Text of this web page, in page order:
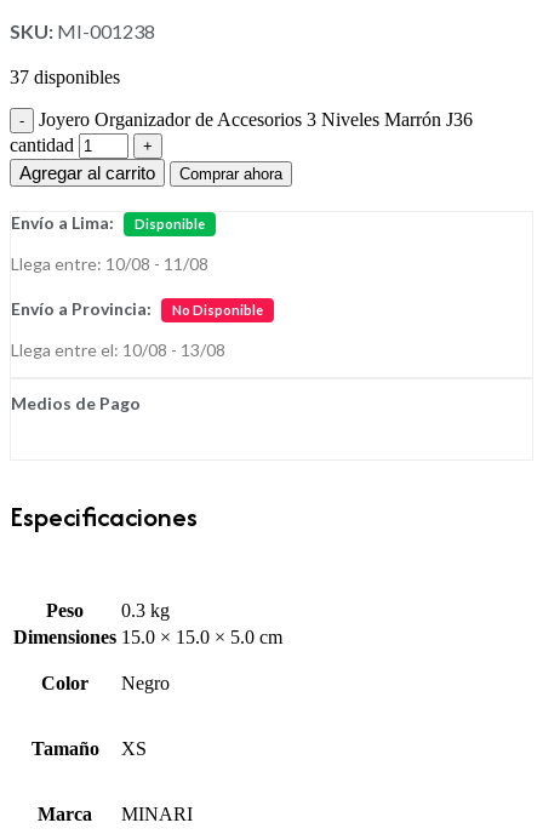
SKU: MI-001238
37 disponibles
Joyero Organizador de Accesorios 3 Niveles Marrón J36
cantidad
Agregar al carrito
Comprar ahora
Envío a Lima: Disponible
Llega entre: 10/08 - 11/08
Envío a Provincia: No Disponible
Llega entre el: 10/08 - 13/08
Medios de Pago
Especificaciones
Peso
0.3 kg
Dimensiones 15.0 × 15.0 × 5.0 cm
Color Negro
Tamaño XS
Marca MINARI